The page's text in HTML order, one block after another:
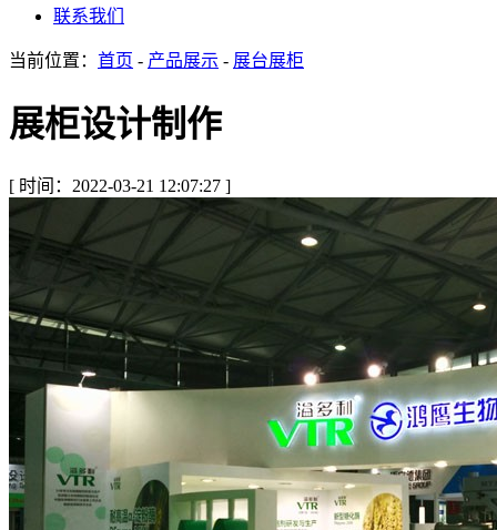
联系我们
当前位置： 首页 - 产品展示 - 展台展柜
展柜设计制作
[ 时间：2022-03-21 12:07:27 ]